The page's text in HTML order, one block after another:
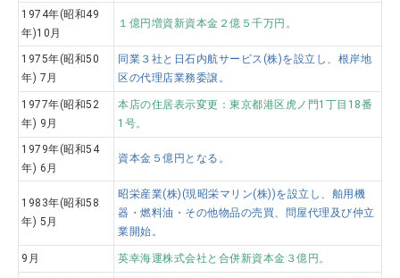
1974年(昭和49
年)10月
１億円増資新資本金２億５千万円。
1975年(昭和50
年) 7月
同業３社と日石内航サービス(株)を設立し、根岸地
区の代理店業務委譲。
1977年(昭和52
年) 9月
本店の住居表示変更：東京都港区虎ノ門1丁目18番
1号。
1979年(昭和54
年) 6月
資本金５億円となる。
1983年(昭和58
年) 5月
昭栄産業(株)(現昭栄マリン(株))を設立し、舶用機
器・燃料油・その他物品の売買、問屋代理及び仲立
業開始。
9月 英幸海運株式会社と合併新資本金３億円。